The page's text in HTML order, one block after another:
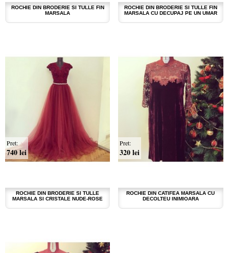
ROCHIE DIN BRODERIE SI TULLE FIN
MARSALA
ROCHIE DIN BRODERIE SI TULLE FIN
MARSALA CU DECUPAJ PE UN UMAR
ROCHIE DIN BRODERIE SI TULLE
MARSALA SI CRISTALE NUDE-ROSE
Pret:
740 lei
ROCHIE DIN CATIFEA MARSALA CU
DECOLTEU INIMIOARA
Pret:
320 lei